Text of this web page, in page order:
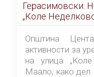
Герасимовски:
„Коле
три урбани
Општина
активности за
на улица
Маало, како дел